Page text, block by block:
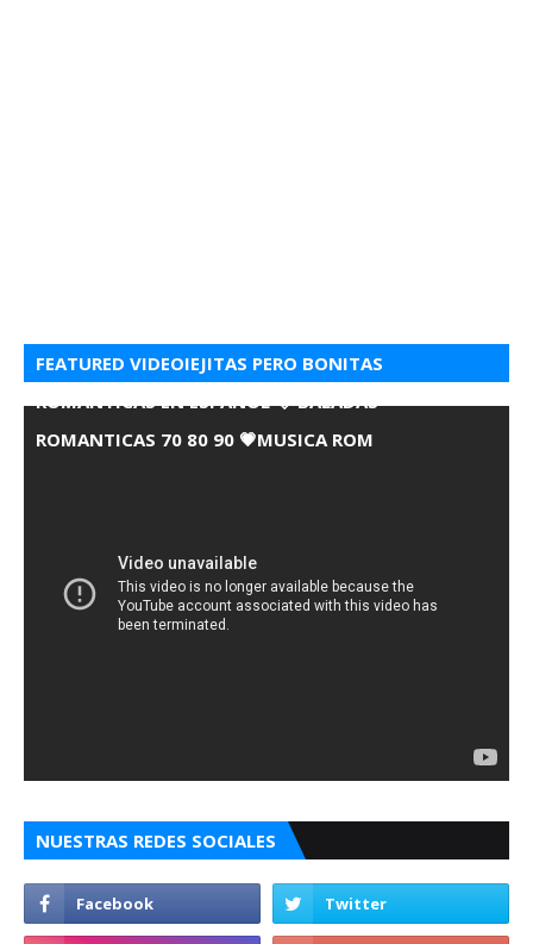
FEATURED VIDEOIEJITAS PERO BONITAS
ROMANTICAS EN ESPANOL 💘 BALADAS
ROMANTICAS 70 80 90 💗MUSICA ROM
NUESTRAS REDES SOCIALES